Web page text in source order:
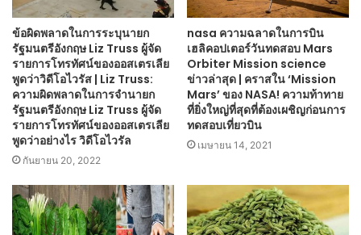
ข้อผิดพลาดในการระบุนายก
รัฐมนตรีอังกฤษ Liz Truss ผู้จัด
รายการโทรทัศน์ของออสเตรเลีย
พูดว่าวิดีโอไวรัส | Liz Truss:
ความผิดพลาดในการจำนายก
รัฐมนตรีอังกฤษ Liz Truss ผู้จัด
รายการโทรทัศน์ของออสเตรเลีย
พูดว่าอย่างไร วิดีโอไวรัล
กันยายน 20, 2022
nasa ความฉลาดในการบิน
เฮลิคอปเตอร์วันทดสอบ Mars
Orbiter Mission science
ข่าวล่าสุด | คราสใน ‘Mission
Mars’ ของ NASA! ความท้าทาย
ที่ยิ่งใหญ่ที่สุดที่ต้องเผชิญก่อนการ
ทดสอบเที่ยวบิน
เมษายน 14, 2021